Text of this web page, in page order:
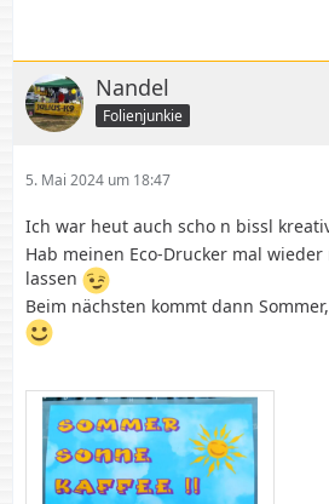
Nandel
Folienjunkie
5. Mai 2024 um 18:47
Ich war heut auch scho n bissl
Hab meinen Eco-Drucker mal
lassen
Beim nächsten kommt dann